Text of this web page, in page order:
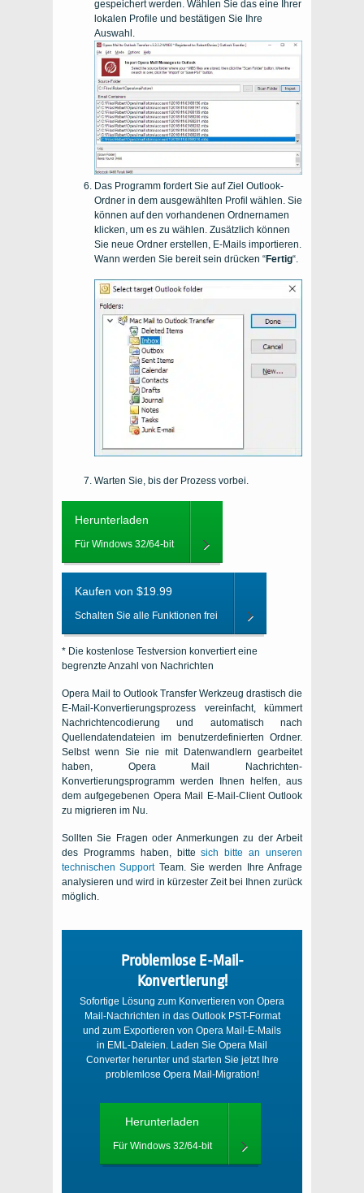
gespeichert werden. Wählen Sie das eine Ihrer
lokalen Profile und bestätigen Sie Ihre
Auswahl.
Das Programm fordert Sie auf Ziel Outlook-
Ordner in dem ausgewählten Profil wählen. Sie
können auf den vorhandenen Ordnernamen
klicken, um es zu wählen. Zusätzlich können
Sie neue Ordner erstellen, E-Mails importieren.
Wann werden Sie bereit sein drücken “Fertig“.
Warten Sie, bis der Prozess vorbei.
Herunterladen
Für Windows 32/64-bit
Kaufen von $19.99
Schalten Sie alle Funktionen frei
* Die kostenlose Testversion konvertiert eine
begrenzte Anzahl von Nachrichten
Opera Mail to Outlook Transfer Werkzeug drastisch die
E-Mail-Konvertierungsprozess vereinfacht, kümmert
Nachrichtencodierung und automatisch nach
Quellendatendateien im benutzerdefinierten Ordner.
Selbst wenn Sie nie mit Datenwandlern gearbeitet
haben, Opera Mail
Nachrichten-
Konvertierungsprogramm werden Ihnen helfen, aus
dem aufgegebenen Opera Mail E-Mail-Client Outlook
zu migrieren im Nu.
Sollten Sie Fragen oder Anmerkungen zu der Arbeit
des Programms haben, bittesich bitte an unseren
technischen SupportTeam. Sie werden Ihre Anfrage
analysieren und wird in kürzester Zeit bei Ihnen zurück
möglich.
Problemlose E-Mail-
Konvertierung!
Sofortige Lösung zum Konvertieren von Opera
Mail-Nachrichten in das Outlook PST-Format
und zum Exportieren von Opera Mail-E-Mails
in EML-Dateien. Laden Sie Opera Mail
Converter herunter und starten Sie jetzt Ihre
problemlose Opera Mail-Migration!
Herunterladen
Für Windows 32/64-bit